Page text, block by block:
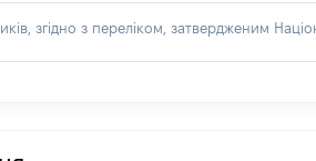
згідно з переліком, затвердженим